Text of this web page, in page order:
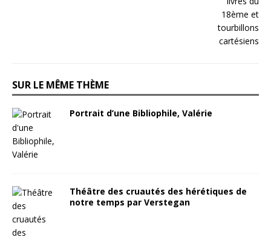
SUR LE MÊME THÈME
Portrait d’une Bibliophile, Valérie
Théâtre des cruautés des hérétiques de
notre temps par Verstegan